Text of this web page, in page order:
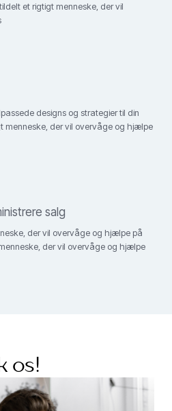
et rigtigt menneske, der vil
designs og strategier til din
menneske, der vil overvåge og hjælpe
salg
der vil overvåge og hjælpe på
der vil overvåge og hjælpe
os!